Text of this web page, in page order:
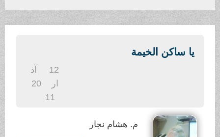
ح
ث
يا ساكن الخيمة
20
م. هشام نجار